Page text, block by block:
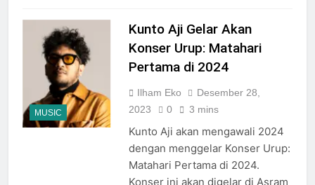
MUSIC
Kunto Aji Gelar Akan
Konser Urup: Matahari
Pertama di 2024
Ilham Eko
Desember 28,
2023
0 3 mins
Kunto Aji akan mengawali 2024
dengan menggelar Konser Urup:
Matahari Pertama di 2024.
Konser ini akan digelar di Asram